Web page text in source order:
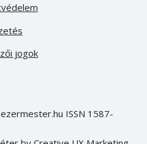
jogok
ISSN 1587-